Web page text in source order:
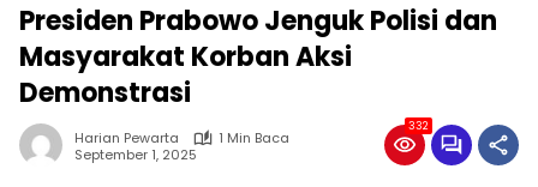
Presiden Prabowo Jenguk Polisi dan
Masyarakat Korban Aksi
Demonstrasi
Harian Pewarta
1 Min Baca
September 1, 2025
332